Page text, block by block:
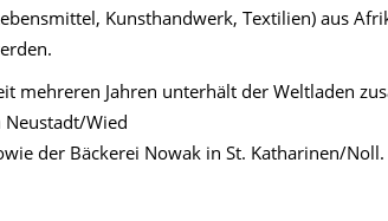
Kunsthandwerk, Textilien) aus
mehreren Jahren unterhält der Weltladen
Neustadt/Wied
der Bäckerei Nowak in St. Katharinen/Noll.